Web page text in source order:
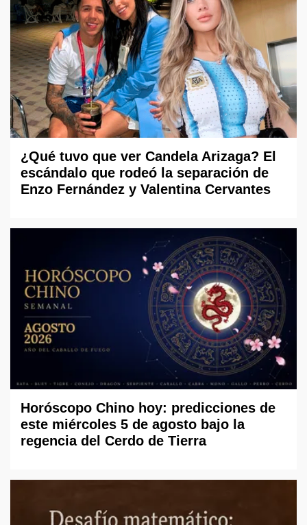
¿Qué tuvo que ver Candela Arizaga? El
escándalo que rodeó la separación de
Enzo Fernández y Valentina Cervantes
Horóscopo Chino hoy: predicciones de
este miércoles 5 de agosto bajo la
regencia del Cerdo de Tierra